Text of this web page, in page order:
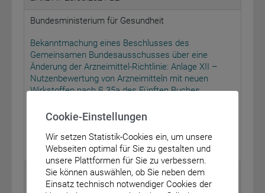
Bundesministerium für Gesundheit
Bekanntmachung eines Beschlusses des
Gemeinsamen Bundesausschusses über eine
Änderung der Arzneimittel-Richtlinie: Anlage XII –
Nutzenbewertung von Arzneimitteln mit neuen
Wirkstoffen nach § 35a des Fünften Buches
(Gastrointestinale Stromatumoren)
BAnz AT 25.05.2021 B3
Bundesministerium für Gesundheit
Cookie-Einstellungen
Wir setzen Statistik-Cookies ein, um unsere
Webseiten optimal für Sie zu gestalten und
unsere Plattformen für Sie zu verbessern.
Sie können auswählen, ob Sie neben dem
Einsatz technisch notwendiger Cookies der